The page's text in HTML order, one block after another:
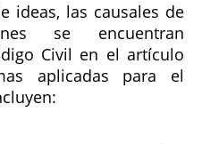
ideas, las causales de
se encuentran
Civil en el artículo
aplicadas para el